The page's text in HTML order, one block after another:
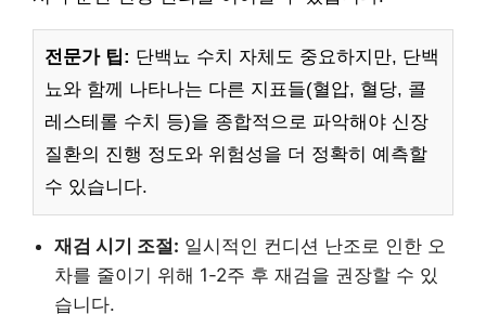
전문가 팁: 단백뇨 수치 자체도 중요하지만, 단백
뇨와 함께 나타나는 다른 지표들(혈압, 혈당, 콜
레스테롤 수치 등)을 종합적으로 파악해야 신장
질환의 진행 정도와 위험성을 더 정확히 예측할
수 있습니다.
재검 시기 조절: 일시적인 컨디션 난조로 인한 오
차를 줄이기 위해 1-2주 후 재검을 권장할 수 있
습니다.